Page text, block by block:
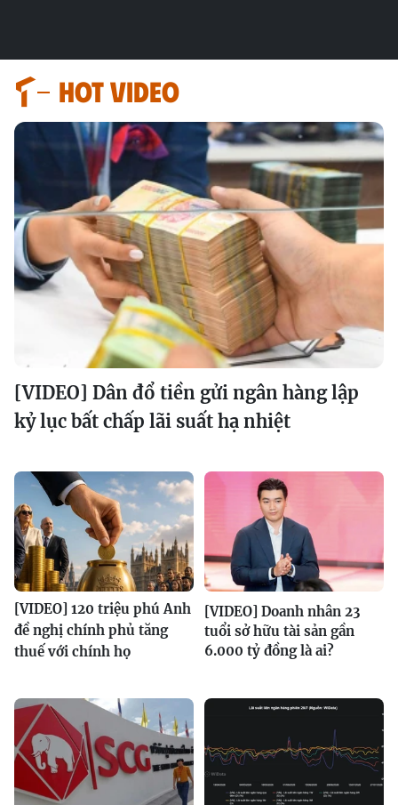
HOT VIDEO
[VIDEO] Dân đổ tiền gửi ngân hàng lập
kỷ lục bất chấp lãi suất hạ nhiệt
[VIDEO] 120 triệu phú Anh
đề nghị chính phủ tăng
thuế với chính họ
[VIDEO] Doanh nhân 23
tuổi sở hữu tài sản gần
6.000 tỷ đồng là ai?